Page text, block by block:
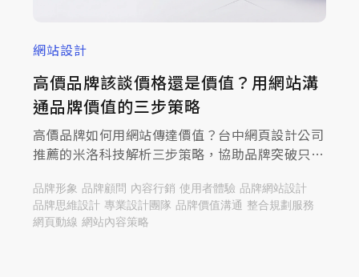
網站設計
高價品牌該談價格還是價值？用網站溝
通品牌價值的三步策略
高價品牌如何用網站傳達價值？台中網頁設計公司
推薦的米洛科技解析三步策略，協助品牌突破只談
品牌形象 品牌顧問 內容行銷 使用者體驗 品牌網站設計
品牌思維設計 專業設計團隊 品牌價值溝通 整合規劃服務
網頁動線 網站內容策略